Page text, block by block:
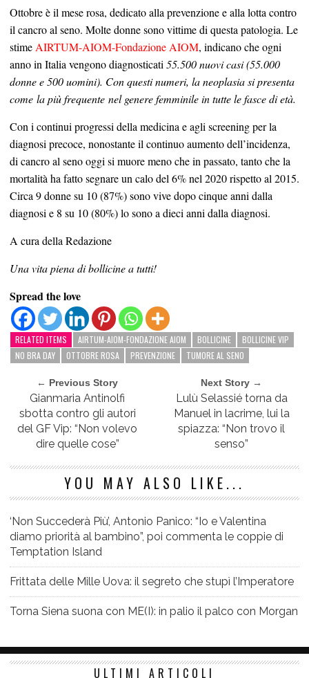
Ottobre è il mese rosa, dedicato alla prevenzione e alla lotta contro
il cancro al seno. Molte donne sono vittime di questa patologia. Le
stimeAIRTUM-AIOM-Fondazione AIOM, indicano che ogni
anno in Italia vengono diagnosticati55.500 nuovi casi (55.000
donne e 500 uomini). Con questi numeri, la neoplasia si presenta
come la più frequente nel genere femminile in tutte le fasce di età.
Con i continui progressi della medicina e agli screening per la
diagnosi precoce, nonostante il continuo aumento dell’incidenza,
di cancro al seno oggi si muore meno che in passato, tanto che la
mortalità ha fatto segnare un calo del 6% nel 2020 rispetto al 2015.
Circa 9 donne su 10 (87%) sono vive dopo cinque anni dalla
diagnosi e 8 su 10 (80%) lo sono a dieci anni dalla diagnosi.
A cura della Redazione
Una vita piena di bollicine a tutti!
Spread the love
RELATED ITEMS AIRTUM-AIOM-FONDAZIONE AIOM BOLLICINE
BOLLICINE VIP
NO BRA DAY
OTTOBRE ROSA PREVENZIONE TUMORE AL SENO
← Previous Story
Gianmaria Antinolfi
sbotta contro gli autori
del GF Vip: “Non volevo
dire quelle cose”
Next Story →
Lulù Selassié torna da
Manuel in lacrime, lui la
spiazza: “Non trovo il
senso”
YOU MAY ALSO LIKE...
‘Non Succederà Più’, Antonio Panico: “Io e Valentina
diamo priorità al bambino”, poi commenta le coppie di
Temptation Island
Frittata delle Mille Uova: il segreto che stupì l’Imperatore
Torna Siena suona con ME(I): in palio il palco con Morgan
ULTIMI ARTICOLI